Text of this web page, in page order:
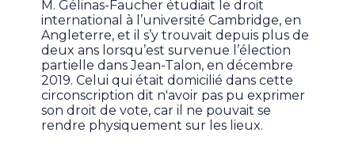
M. Gélinas-Faucher étudiait le droit
international à l’université Cambridge, en
Angleterre, et il s’y trouvait depuis plus de
deux ans lorsqu’est survenue l’élection
partielle dans Jean-Talon, en décembre
2019. Celui qui était domicilié dans cette
circonscription dit n'avoir pas pu exprimer
son droit de vote, car il ne pouvait se
rendre physiquement sur les lieux.